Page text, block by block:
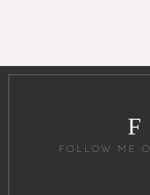
F
FOLLOW ME